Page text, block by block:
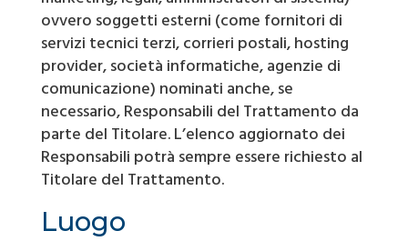
ovvero soggetti esterni (come fornitori di
servizi tecnici terzi, corrieri postali, hosting
provider, società informatiche, agenzie di
comunicazione) nominati anche, se
necessario, Responsabili del Trattamento da
parte del Titolare. L’elenco aggiornato dei
Responsabili potrà sempre essere richiesto al
Titolare del Trattamento.
Luogo